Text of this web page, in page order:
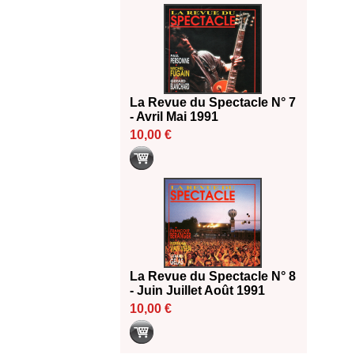
La Revue du Spectacle N° 7
- Avril Mai 1991
10,00 €
La Revue du Spectacle N° 8
- Juin Juillet Août 1991
10,00 €